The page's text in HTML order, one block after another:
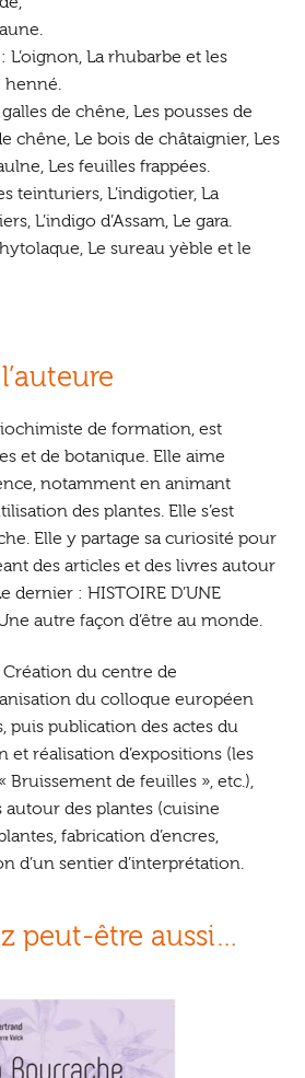
L’oignon, La rhubarbe et les
henné.
de chêne, Les pousses de
chêne, Le bois de châtaignier, Les
Les feuilles frappées.
teinturiers, L’indigotier, La
L’indigo d’Assam, Le gara.
Le sureau yèble et le
de formation, est
et de botanique. Elle aime
notamment en animant
des plantes. Elle s’est
Elle y partage sa curiosité pour
des articles et des livres autour
dernier : HISTOIRE D’UNE
Une autre façon d’être au monde.
du centre de
du colloque européen
puis publication des actes du
réalisation d’expositions (les
Bruissement de feuilles », etc.),
autour des plantes (cuisine
fabrication d’encres,
d’un sentier d’interprétation.
peut-être aussi…